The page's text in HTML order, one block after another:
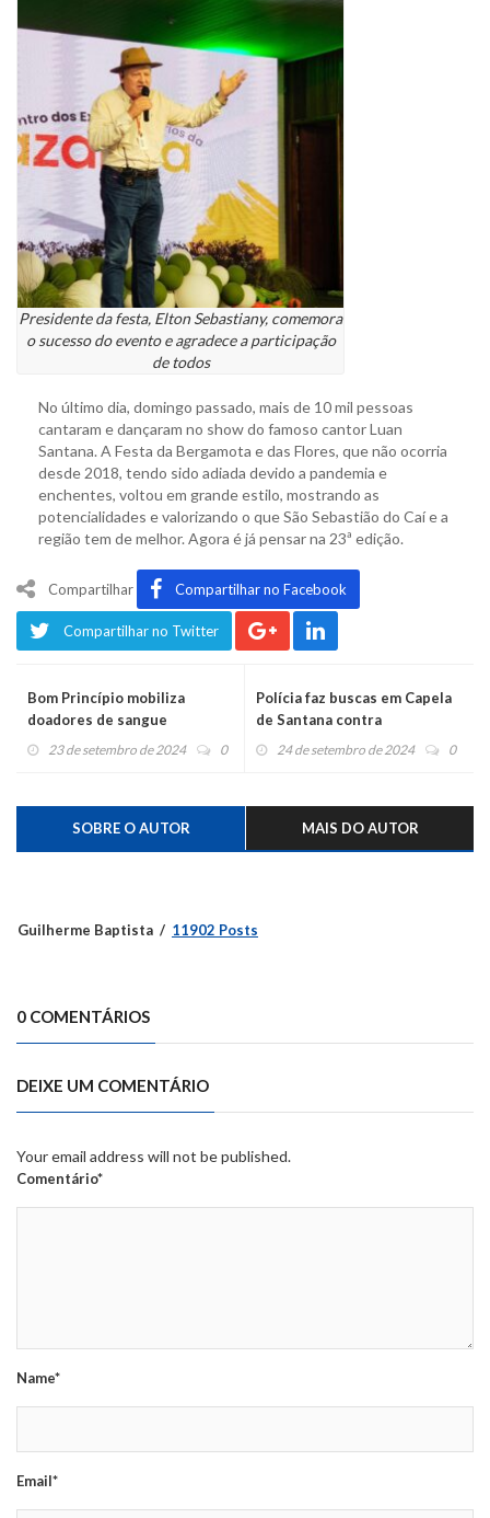
Presidente da festa, Elton Sebastiany, comemora
o sucesso do evento e agradece a participação
de todos
No último dia, domingo passado, mais de 10 mil pessoas
cantaram e dançaram no show do famoso cantor Luan
Santana. A Festa da Bergamota e das Flores, que não ocorria
desde 2018, tendo sido adiada devido a pandemia e
enchentes, voltou em grande estilo, mostrando as
potencialidades e valorizando o que São Sebastião do Caí e a
região tem de melhor. Agora é já pensar na 23ª edição.
Compartilhar Compartilhar no Facebook
Compartilhar no Twitter
Bom Princípio mobiliza
doadores de sangue
23 de setembro de 2024 0
Polícia faz buscas em Capela
de Santana contra
organização criminosa que
24 de setembro de 2024 0
SOBRE O AUTOR MAIS DO AUTOR
Guilherme Baptista 11902 Posts
0 COMENTÁRIOS
DEIXE UM COMENTÁRIO
Your email address will not be published.
Comentário*
Name*
Email*